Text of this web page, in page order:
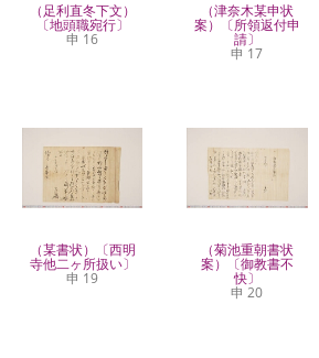
（足利直冬下文）
〔地頭職宛行〕
申 16
（津奈木某申状
案）〔所領返付申
請〕
申 17
（某書状）〔西明
寺他二ヶ所扱い〕
申 19
（菊池重朝書状
案）〔御教書不
快〕
申 20